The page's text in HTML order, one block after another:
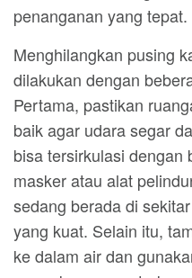
penanganan yang tepat.
Menghilangkan pusing
dilakukan dengan
Pertama, pastikan
baik agar udara segar
bisa tersirkulasi dengan
masker atau alat
sedang berada di
yang kuat. Selain itu,
ke dalam air dan